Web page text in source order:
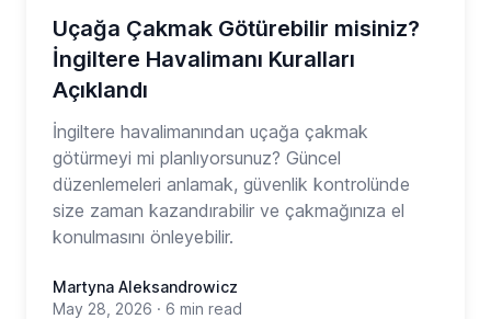
Uçağa Çakmak Götürebilir misiniz?
İngiltere Havalimanı Kuralları
Açıklandı
İngiltere havalimanından uçağa çakmak
götürmeyi mi planlıyorsunuz? Güncel
düzenlemeleri anlamak, güvenlik kontrolünde
size zaman kazandırabilir ve çakmağınıza el
konulmasını önleyebilir.
Martyna Aleksandrowicz
May 28, 2026 · 6 min read